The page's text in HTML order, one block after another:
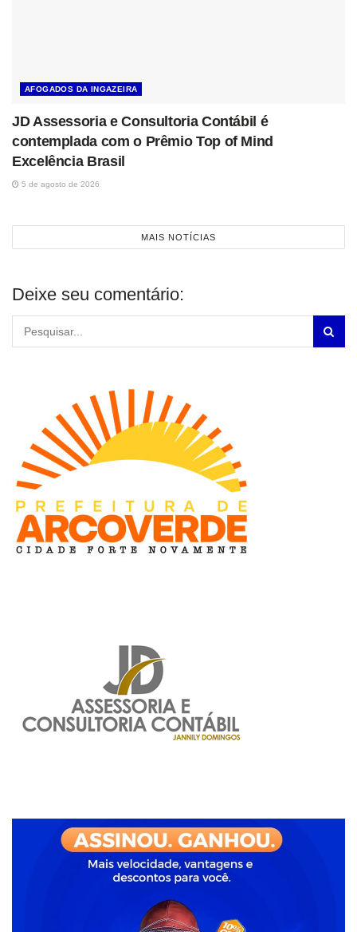
AFOGADOS DA INGAZEIRA
JD Assessoria e Consultoria Contábil é
contemplada com o Prêmio Top of Mind
Excelência Brasil
5 de agosto de 2026
MAIS NOTÍCIAS
Deixe seu comentário: